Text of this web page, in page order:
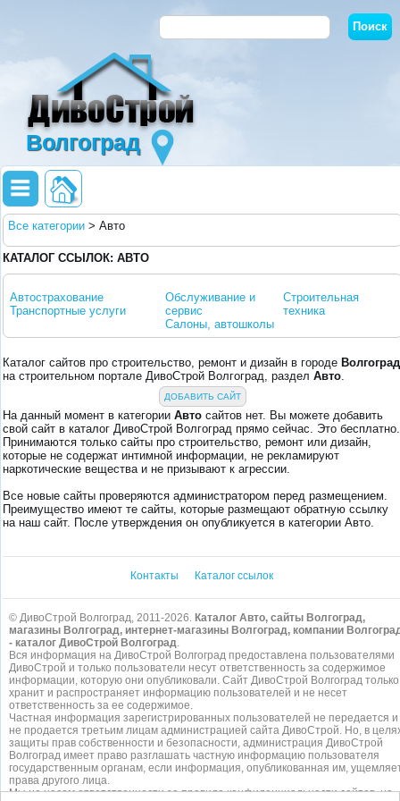
Волгоград
Все категории > Авто
КАТАЛОГ ССЫЛОК: АВТО
Автострахование
Транспортные услуги
Обслуживание и
сервис
Салоны, автошколы
Строительная
техника
Каталог сайтов про строительство, ремонт и дизайн в городе Волгоград
на строительном портале ДивоСтрой Волгоград, раздел Авто.
ДОБАВИТЬ САЙТ
На данный момент в категории Авто сайтов нет. Вы можете добавить
свой сайт в каталог ДивоСтрой Волгоград прямо сейчас. Это бесплатно.
Принимаются только сайты про строительство, ремонт или дизайн,
которые не содержат интимной информации, не рекламируют
наркотические вещества и не призывают к агрессии.
Все новые сайты проверяются администратором перед размещением.
Преимущество имеют те сайты, которые размещают обратную ссылку
на наш сайт. После утверждения он опубликуется в категории Авто.
Контакты Каталог ссылок
© ДивоСтрой Волгоград, 2011-2026. Каталог Авто, сайты Волгоград,
магазины Волгоград, интернет-магазины Волгоград, компании
- каталог ДивоСтрой Волгоград.
Вся информация на ДивоСтрой Волгоград предоставлена пользователями
ДивоСтрой и только пользователи несут ответственность за содержимое
информации, которую они опубликовали. Сайт ДивоСтрой Волгоград только
хранит и распространяет информацию пользователей и не несет
ответственность за ее содержимое.
Частная информация зарегистрированных пользователей не передается и
не продается третьим лицам администрацией сайта ДивоСтрой. Но, в
защиты прав собственности и безопасности, администрация ДивоСтрой
Волгоград имеет право разглашать частную информацию пользователя
государственным органам, если информация, опубликованная им,
права другого лица.
Мы не несем ответственности за правила конфиденциальности сайтов, на